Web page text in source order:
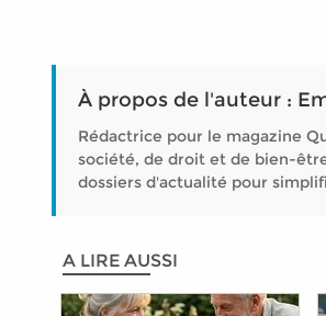
À propos de l'auteur :
Rédactrice pour le magazine
société, de droit et de bien-
dossiers d'actualité pour
A LIRE AUSSI